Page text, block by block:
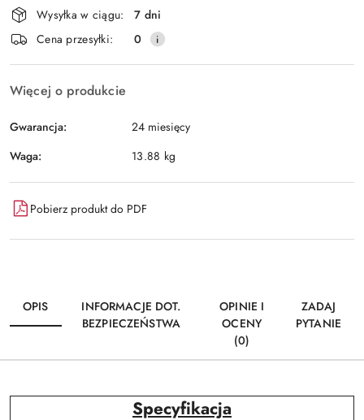
Wyślij
i
dostawa
Wysyłka w ciągu:
7 dni
Cena przesyłki:
0
Więcej o produkcie
Gwarancja:
24 miesięcy
Waga:
13.88 kg
Pobierz produkt do PDF
OPIS
INFORMACJE DOT.
BEZPIECZEŃSTWA
OPINIE I
OCENY
(0)
ZADAJ
PYTANIE
Specyfikacja